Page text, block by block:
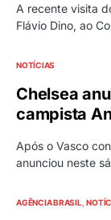
A recente visita
Flávio Dino, ao
NOTÍCIAS
Chelsea
campista
Após o Vasco
anunciou neste
AGÊNCIA BRASIL